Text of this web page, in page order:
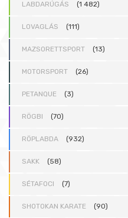
LABDARÚGÁS (1 482)
LOVAGLÁS (111)
MAZSORETTSPORT (13)
MOTORSPORT (26)
PETANQUE (3)
RÖGBI (70)
RÖPLABDA (932)
SAKK (58)
SÉTAFOCI (7)
SHOTOKAN KARATE (90)